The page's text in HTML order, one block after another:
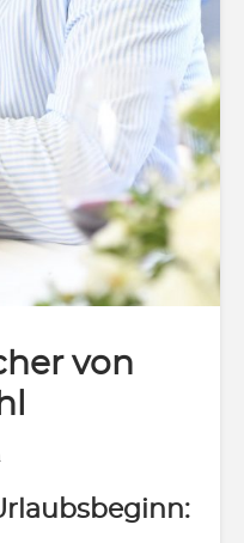
von